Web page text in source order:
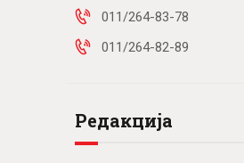
011/264-83-78
011/264-82-89
Редакција